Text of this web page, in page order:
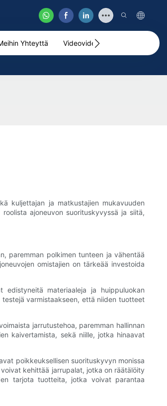
Yhteyttä Videovideo
kuljettajan ja matkustajien mukavuuden
ajoneuvon suorituskyvyssä ja siitä,
paremman polkimen tunteen ja vähentää
omistajien on tärkeää investoida
materiaaleja ja huippuluokan
varmistaakseen, että niiden tuotteet
jarrutustehoa, paremman hallinnan
kaivertamista, sekä niille, jotka hinaavat
poikkeuksellisen suorituskyvyn monissa
kehittää jarrupalat, jotka on räätälöity
tarjota tuotteita, jotka voivat parantaa